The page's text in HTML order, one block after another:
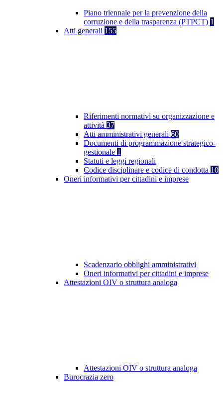
Piano triennale per la prevenzione della
corruzione e della trasparenza (PTPCT) 1
Atti generali 155
Riferimenti normativi su organizzazione e
attività 37
Atti amministrativi generali 60
Documenti di programmazione strategico-
gestionale 1
Statuti e leggi regionali
Codice disciplinare e codice di condotta 10
Oneri informativi per cittadini e imprese
Scadenzario obblighi amministrativi
Oneri informativi per cittadini e imprese
Attestazioni OIV o struttura analoga
Attestazioni OIV o struttura analoga
Burocrazia zero